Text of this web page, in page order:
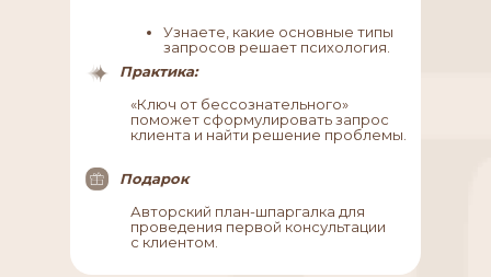
Узнаете, какие основные типы
запросов решает психология.
Практика:
«Ключ от бессознательного»
поможет сформулировать запрос
клиента и найти решение проблемы.
Подарок
Авторский план-шпаргалка для
проведения первой консультации
с клиентом.